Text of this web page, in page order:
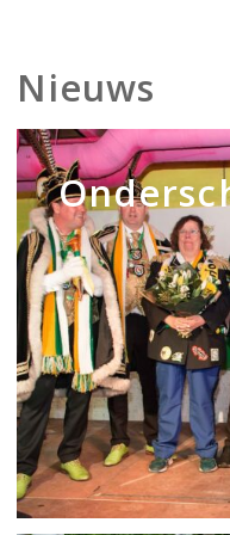
Nieuws
Onderscheidingen